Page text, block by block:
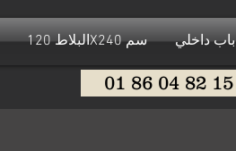
البلاط 120X240 سم باب داخلي
01 86 04 82 15